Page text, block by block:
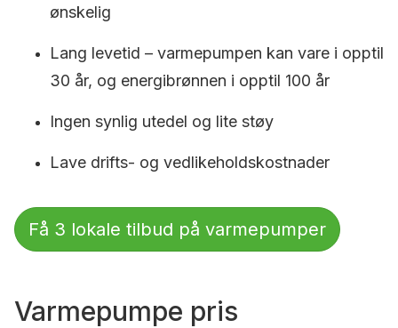
ønskelig
Lang levetid – varmepumpen kan vare i opptil
30 år, og energibrønnen i opptil 100 år
Ingen synlig utedel og lite støy
Lave drifts- og vedlikeholdskostnader
Få 3 lokale tilbud på varmepumper
Varmepumpe pris